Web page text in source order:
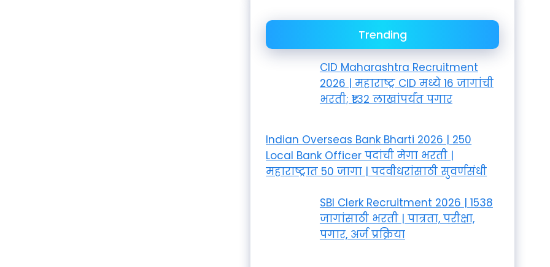
Trending
CID Maharashtra Recruitment
2026 | महाराष्ट्र CID मध्ये 16 जागांची
भरती; ₹1.32 लाखांपर्यंत पगार
Indian Overseas Bank Bharti 2026 | 250
Local Bank Officer पदांची मेगा भरती |
महाराष्ट्रात 50 जागा | पदवीधरांसाठी सुवर्णसंधी
SBI Clerk Recruitment 2026 | 1538
जागांसाठी भरती | पात्रता, परीक्षा,
पगार, अर्ज प्रक्रिया